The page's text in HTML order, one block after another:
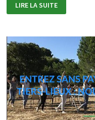
ESPACES
DE
MARRONNAGE
DES
MORNES
URBAINES
LIRE LA SUITE